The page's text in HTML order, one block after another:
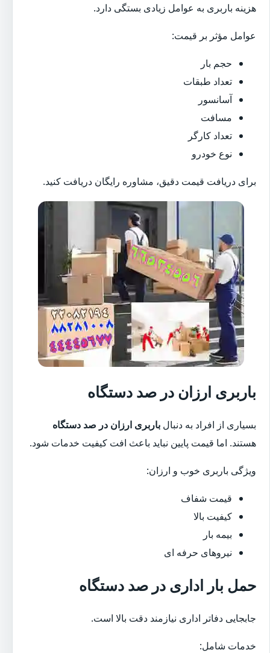
هزینه باربری به عوامل زیادی بستگی دارد.
عوامل مؤثر بر قیمت:
حجم بار
تعداد طبقات
آسانسور
مسافت
تعداد کارگر
نوع خودرو
برای دریافت قیمت دقیق، مشاوره رایگان دریافت کنید.
باربری ارزان در صد دستگاه
بسیاری از افراد به دنبال باربری ارزان در صد دستگاه
هستند. اما قیمت پایین نباید باعث افت کیفیت خدمات شود.
ویژگی باربری خوب و ارزان:
قیمت شفاف
کیفیت بالا
بیمه بار
نیروهای حرفه ای
حمل بار اداری در صد دستگاه
جابجایی دفاتر اداری نیازمند دقت بالا است.
خدمات شامل: